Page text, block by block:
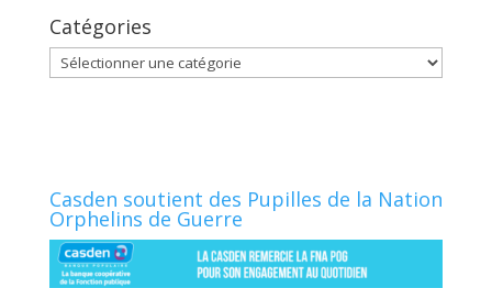
Catégories
Catégories
Casden soutient des Pupilles de la Nation
Orphelins de Guerre